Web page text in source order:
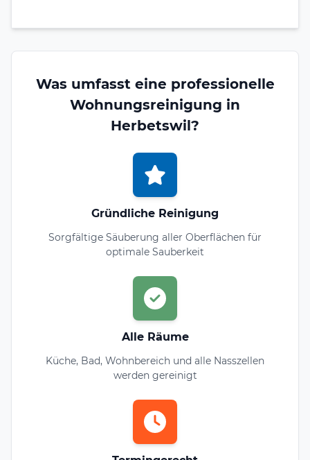
Was umfasst eine professionelle
Wohnungsreinigung in
Herbetswil?
Gründliche Reinigung
Sorgfältige Säuberung aller Oberflächen für
optimale Sauberkeit
Alle Räume
Küche, Bad, Wohnbereich und alle Nasszellen
werden gereinigt